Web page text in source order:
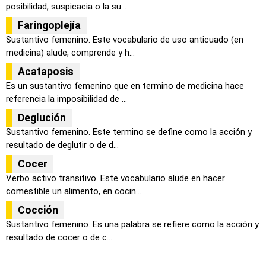
posibilidad, suspicacia o la su...
Faringoplejía
Sustantivo femenino. Este vocabulario de uso anticuado (en
medicina) alude, comprende y h...
Acataposis
Es un sustantivo femenino que en termino de medicina hace
referencia la imposibilidad de ...
Deglución
Sustantivo femenino. Este termino se define como la acción y
resultado de deglutir o de d...
Cocer
Verbo activo transitivo. Este vocabulario alude en hacer
comestible un alimento, en cocin...
Cocción
Sustantivo femenino. Es una palabra se refiere como la acción y
resultado de cocer o de c...